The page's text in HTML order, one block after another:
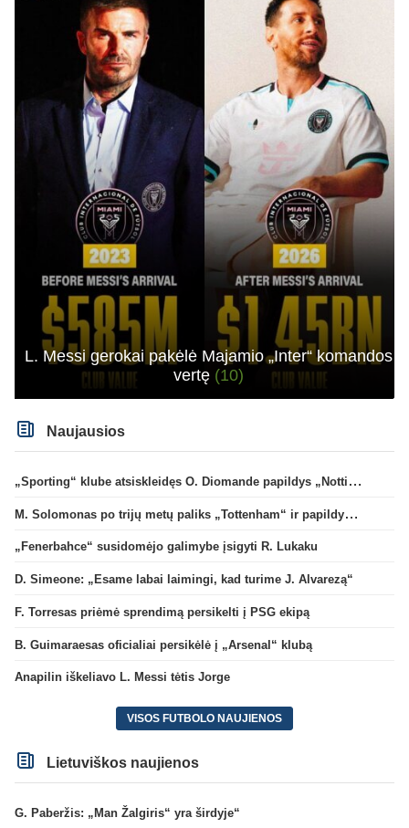
L. Messi gerokai pakėlė Majamio „Inter“ komandos
vertę (10)
Naujausios
„Sporting“ klube atsiskleidęs O. Diomande papildys „Nottingham“ gretas
M. Solomonas po trijų metų paliks „Tottenham“ ir papildys „West Ham“ klubą
„Fenerbahce“ susidomėjo galimybe įsigyti R. Lukaku
D. Simeone: „Esame labai laimingi, kad turime J. Alvarezą“
F. Torresas priėmė sprendimą persikelti į PSG ekipą
B. Guimaraesas oficialiai persikėlė į „Arsenal“ klubą
Anapilin iškeliavo L. Messi tėtis Jorge
VISOS FUTBOLO NAUJIENOS
Lietuviškos naujienos
G. Paberžis: „Man Žalgiris“ yra širdyje“